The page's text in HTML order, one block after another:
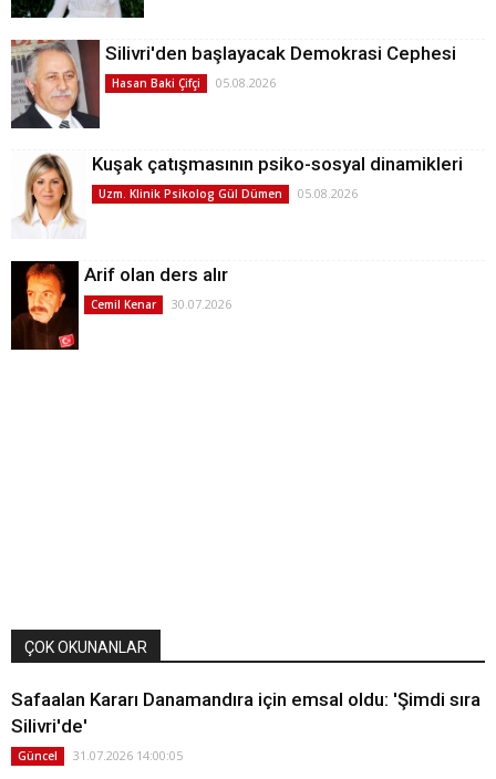
Silivri'den başlayacak Demokrasi Cephesi
Hasan Baki Çifçi 05.08.2026
Kuşak çatışmasının psiko-sosyal dinamikleri
Uzm. Klinik Psikolog Gül Dümen 05.08.2026
Arif olan ders alır
Cemil Kenar 30.07.2026
ÇOK OKUNANLAR
Safaalan Kararı Danamandıra için emsal oldu: 'Şimdi sıra
Silivri'de'
Güncel 31.07.2026 14:00:05